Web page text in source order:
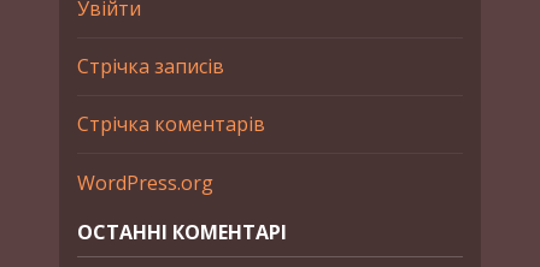
Увійти
Стрічка записів
Стрічка коментарів
WordPress.org
ОСТАННІ КОМЕНТАРІ